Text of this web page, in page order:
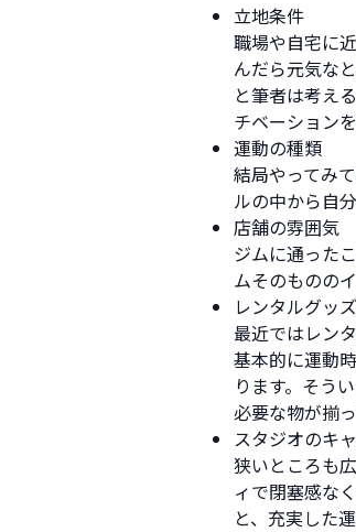
立地条件
職場や自宅に
んだら元気な
と筆者は考え
チベーション
運動の種類
結局やってみ
ルの中から自
店舗の雰囲気
ジムに通った
ムそのものの
レンタルグッ
最近ではレン
基本的に運動
ります。そう
必要な物が揃
スタジオのキ
狭いところも
ィで閉塞感な
と、充実した